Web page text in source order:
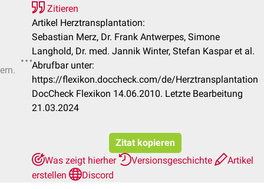
Zitieren
Artikel Herztransplantation:
Sebastian Merz, Dr. Frank Antwerpes, Simone
Langhold, Dr. med. Jannik Winter, Stefan Kaspar et al.
Abrufbar unter:
https://flexikon.doccheck.com/de/Herztransplantation
DocCheck Flexikon 14.06.2010. Letzte Bearbeitung
21.03.2024
Zitat kopieren
Was zeigt hierher
Versionsgeschichte
Artikel
erstellen
Discord